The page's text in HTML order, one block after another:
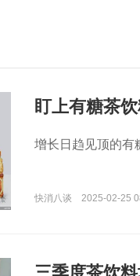
盯上有糖茶
增长日趋见顶的有
快消八谈 2025-02-25